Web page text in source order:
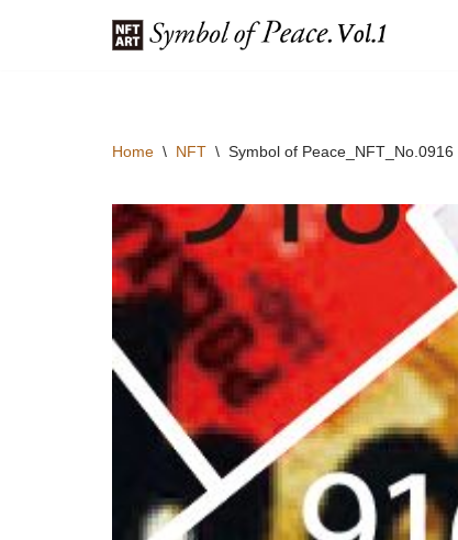
Home \ NFT \ Symbol of Peace_NFT_No.0916